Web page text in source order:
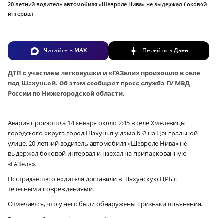
20-летний водитель автомобиля «Шевроле Нива» не выдержал боковой
интервал
Читайте в MAX Перейти вДзен
ДТП с участием легковушки и «ГАЗели» произошло в селе
под Шахуньей. Об этом сообщает пресс-служба ГУ МВД
России по Нижегородской области.
Авария произошла 14 января около 2:45 в селе Хмелевицы
городского округа город Шахунья у дома №2 на Центральной
улице. 20-летний водитель автомобиля «Шевроле Нива» не
выдержал боковой интервал и наехал на припаркованную
«ГАЗель».
Пострадавшего водителя доставили в Шахунскую ЦРБ с
телесными повреждениями.
Отмечается, что у него были обнаружены признаки опьянения.